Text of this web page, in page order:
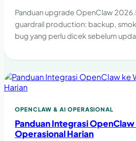
Panduan upgrade OpenClaw
guardrail production: backup,
bug yang perlu dicek sebelum
OPENCLAW & AI OPERASIONAL
Panduan Integrasi
Operasional Harian